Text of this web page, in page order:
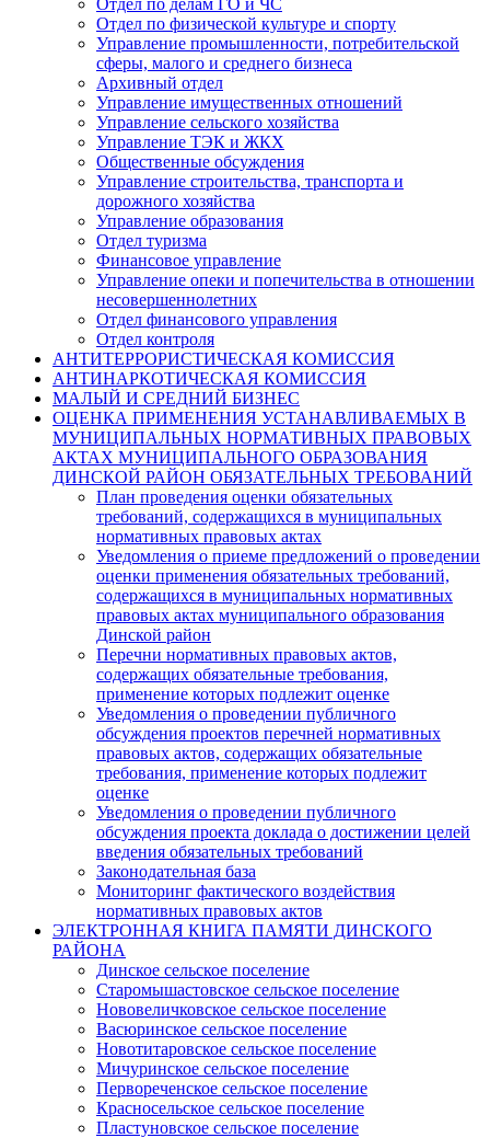
Отдел по делам ГО и ЧС
Отдел по физической культуре и спорту
Управление промышленности, потребительской
сферы, малого и среднего бизнеса
Архивный отдел
Управление имущественных отношений
Управление сельского хозяйства
Управление ТЭК и ЖКХ
Общественные обсуждения
Управление строительства, транспорта и
дорожного хозяйства
Управление образования
Отдел туризма
Финансовое управление
Управление опеки и попечительства в отношении
несовершеннолетних
Отдел финансового управления
Отдел контроля
АНТИТЕРРОРИСТИЧЕСКАЯ КОМИССИЯ
АНТИНАРКОТИЧЕСКАЯ КОМИССИЯ
МАЛЫЙ И СРЕДНИЙ БИЗНЕС
ОЦЕНКА ПРИМЕНЕНИЯ УСТАНАВЛИВАЕМЫХ В
МУНИЦИПАЛЬНЫХ НОРМАТИВНЫХ ПРАВОВЫХ
АКТАХ МУНИЦИПАЛЬНОГО ОБРАЗОВАНИЯ
ДИНСКОЙ РАЙОН ОБЯЗАТЕЛЬНЫХ ТРЕБОВАНИЙ
План проведения оценки обязательных
требований, содержащихся в муниципальных
нормативных правовых актах
Уведомления о приеме предложений о проведении
оценки применения обязательных требований,
содержащихся в муниципальных нормативных
правовых актах муниципального образования
Динской район
Перечни нормативных правовых актов,
содержащих обязательные требования,
применение которых подлежит оценке
Уведомления о проведении публичного
обсуждения проектов перечней нормативных
правовых актов, содержащих обязательные
требования, применение которых подлежит
оценке
Уведомления о проведении публичного
обсуждения проекта доклада о достижении целей
введения обязательных требований
Законодательная база
Мониторинг фактического воздействия
нормативных правовых актов
ЭЛЕКТРОННАЯ КНИГА ПАМЯТИ ДИНСКОГО
РАЙОНА
Динское сельское поселение
Старомышастовское сельское поселение
Нововеличковское сельское поселение
Васюринское сельское поселение
Новотитаровское сельское поселение
Мичуринское сельское поселение
Первореченское сельское поселение
Красносельское сельское поселение
Пластуновское сельское поселение